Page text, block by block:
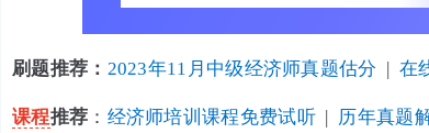
刷题推荐： 2023年11月中级经济师真题估分 |在
课程推荐 ： 经济师培训课程免费试听| 历年真题